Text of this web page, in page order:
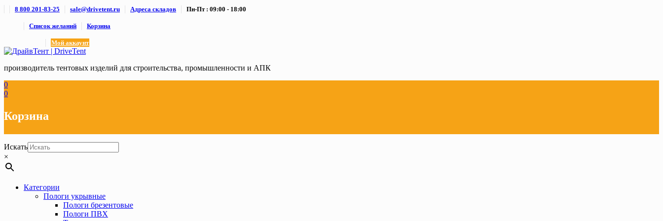
Skip8 800 201-83-25 sale@drivetent.ru Адреса складов Пн-Пт : 09:00 - 18:00
Список желаний Корзина
Мой аккаунт
производитель тентовых изделий для строительства, промышленности и АПК
0
0
Корзина
Искать
×
Категории
Пологи укрывные
Пологи брезентовые
Пологи ПВХ